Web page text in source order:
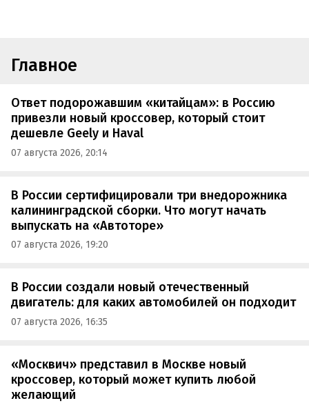
Главное
Ответ подорожавшим «китайцам»: в Россию
привезли новый кроссовер, который стоит
дешевле Geely и Haval
07 августа 2026, 20:14
В России сертифицировали три внедорожника
калининградской сборки. Что могут начать
выпускать на «Автоторе»
07 августа 2026, 19:20
В России создали новый отечественный
двигатель: для каких автомобилей он подходит
07 августа 2026, 16:35
«Москвич» представил в Москве новый
кроссовер, который может купить любой
желающий